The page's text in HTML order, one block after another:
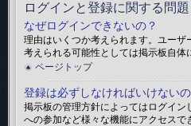
ログインと登録に関する問題
なぜログインできないの？
理由はいくつか考えられます。ユー
考えられる可能性としては掲示板自体
ページトップ
登録は必ずしなければいけないの
掲示板の管理方針によってはログイ
への参加など様々な機能にアクセス